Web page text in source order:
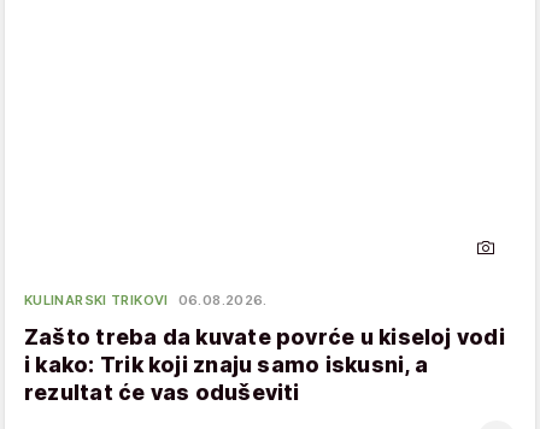
KULINARSKI TRIKOVI 06.08.2026.
Zašto treba da kuvate povrće u kiseloj vodi
i kako: Trik koji znaju samo iskusni, a
rezultat će vas oduševiti